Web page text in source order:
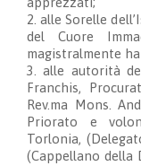
2. alle Sorelle
del Cuore
magistralmente
3. alle autorità
Franchis,
Rev.ma Mons.
Priorato e
Torlonia,
(Cappellano della